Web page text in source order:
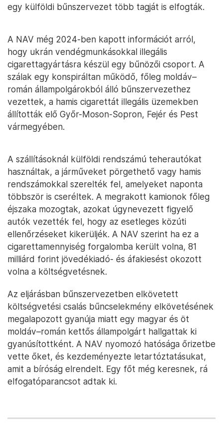
egy külföldi bűnszervezet több tagját is elfogták.
A NAV még 2024-ben kapott információt arról,
hogy ukrán vendégmunkásokkal illegális
cigarettagyártásra készül egy bűnözői csoport. A
szálak egy konspiráltan működő, főleg moldáv–
román állampolgárokból álló bűnszervezethez
vezettek, a hamis cigarettát illegális üzemekben
állították elő Győr-Moson-Sopron, Fejér és Pest
vármegyében.
A szállításoknál külföldi rendszámú teherautókat
használtak, a járműveket pörgethető vagy hamis
rendszámokkal szerelték fel, amelyeket naponta
többször is cseréltek. A megrakott kamionok főleg
éjszaka mozogtak, azokat úgynevezett figyelő
autók vezették fel, hogy az esetleges közúti
ellenőrzéseket kikerüljék. A NAV szerint ha ez a
cigarettamennyiség forgalomba került volna, 81
milliárd forint jövedékiadó- és áfakiesést okozott
volna a költségvetésnek.
Az eljárásban bűnszervezetben elkövetett
költségvetési csalás bűncselekmény elkövetésének
megalapozott gyanúja miatt egy magyar és öt
moldáv–román kettős állampolgárt hallgattak ki
gyanúsítottként. A NAV nyomozó hatósága őrizetbe
vette őket, és kezdeményezte letartóztatásukat,
amit a bíróság elrendelt. Egy főt még keresnek, rá
elfogatóparancsot adtak ki.